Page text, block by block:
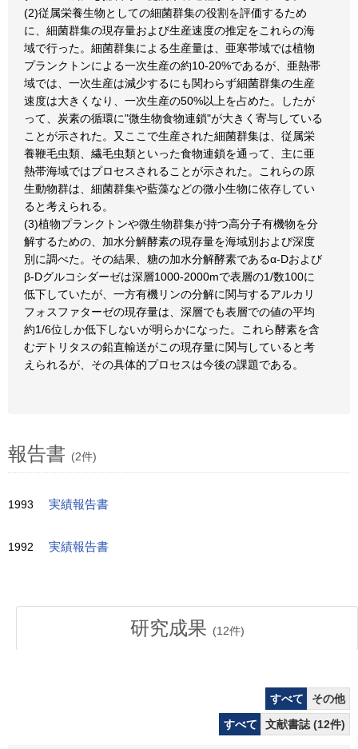
(2)従属栄養生物としての細菌群集の役割を評価するため
に、細菌群集の現存量および生産速度の推定をこれらの海
域で行った。細菌群集による生産量は、亜寒帯域では植物
プランクトンによる一次生産の約10-20%であるが、亜熱帯
域では、一次生産は減少するにも関わらず細菌群集の生産
速度は大きくなり、一次生産の50%以上を占めた。したが
って、炭素の循環に"微生物食物連鎖"が大きく寄与している
ことが示された。又ここで生産された細菌群集は、従属栄
養鞭毛虫類、繊毛虫類といった食物連鎖を通って、主に亜
熱帯海域ではプロセスされることが示された。これらの原
生動物群は、細菌群集や藍藻などの微小生物に依存してい
ると考えられる。
(3)植物プランクトンや微生物群集が持つ高分子有機物を分
解するための、加水分解酵素の現存量を海域別および深度
別に調べた。その結果、糖の加水分解酵素であるα-Dおよび
β-Dグルコシダーゼは深層1000-2000mで表層の1/数100に
低下していたが、一方有機リンの分解に関与するアルカリ
フォスファターゼの現存量は、深層でも表層での値の平均
約1/6位しか低下しないが明らかになった。これら酵素を含
むデトリタスの鉛直輸送がこの現存量に関与していると考
えられるが、その具体的プロセスは今後の課題である。
報告書 (2件)
1993 実績報告書
1992 実績報告書
研究成果 (12件)
すべて
その他
すべて
文献書誌 (12件)